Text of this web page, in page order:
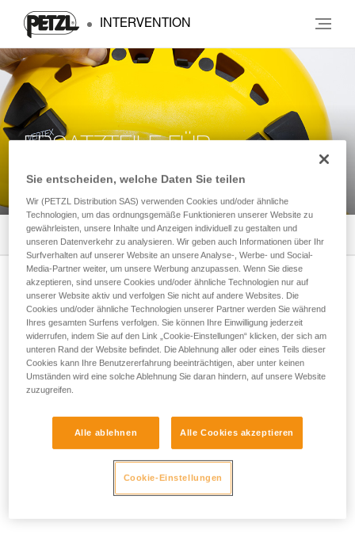
INTERVENTION
ERSATZTEILE FÜR
ABSEILGERÄTE
Alle Produkte 0
Newsletter abonnieren
und auf dem Laufenden bleiben
Email *
Tritt der Community bei!
Sie entscheiden, welche Daten Sie teilen
Wir (PETZL Distribution SAS) verwenden Cookies und/oder ähnliche
Technologien, um das ordnungsgemäße Funktionieren unserer Website zu
gewährleisten, unsere Inhalte und Anzeigen individuell zu gestalten und
unseren Datenverkehr zu analysieren. Wir geben auch Informationen über Ihr
Surfverhalten auf unserer Website an unsere Analyse-, Werbe- und Social-
Media-Partner weiter, um unsere Werbung anzupassen. Wenn Sie diese
akzeptieren, sind unsere Cookies und/oder ähnliche Technologien nur auf
unserer Website aktiv und verfolgen Sie nicht auf andere Websites. Die
Cookies und/oder ähnliche Technologien unserer Partner werden Sie während
Ihres gesamten Surfens verfolgen. Sie können Ihre Einwilligung jederzeit
widerrufen, indem Sie auf den Link „Cookie-Einstellungen“ klicken, der sich am
unteren Rand der Website befindet. Die Ablehnung aller oder eines Teils dieser
Cookies kann Ihre Benutzererfahrung beeinträchtigen, aber unter keinen
Umständen wird eine solche Ablehnung Sie daran hindern, auf unsere Website
zuzugreifen.
Alle ablehnen Alle Cookies akzeptieren
Cookie-Einstellungen